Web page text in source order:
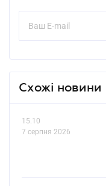
Схожі новини
15.10
7 серпня 2026